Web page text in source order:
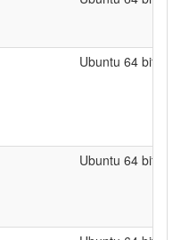
Ubuntu 64 bits
Ubuntu 64 bits